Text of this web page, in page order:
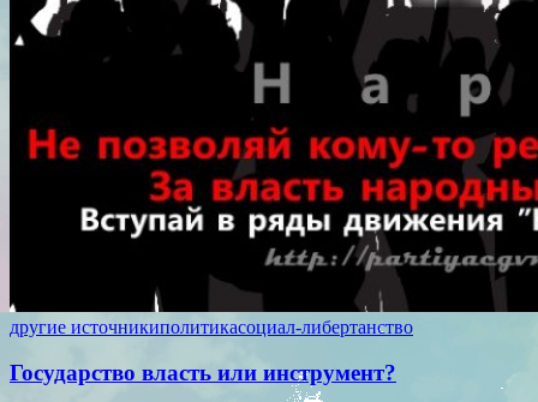
другие источникиполитикасоциал-либертанство
Государство власть или инструмент?